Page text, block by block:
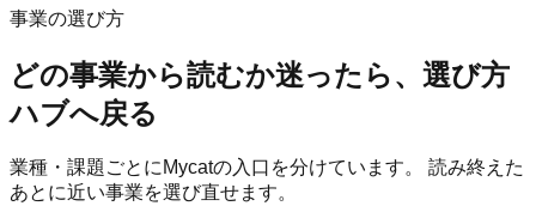
事業の選び方
どの事業から読むか迷ったら、選び方
ハブへ戻る
業種・課題ごとにMycatの入口を分けています。 読み終えた
あとに近い事業を選び直せます。